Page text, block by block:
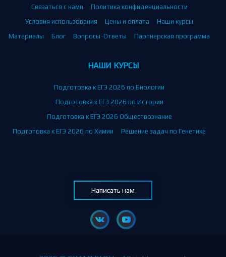
Связаться с нами
Политика конфиденциальности
Условия использования
Цены и оплата
Наши курсы
Материалы
Блог Вопросы-Ответы Партнерская программа
НАШИ КУРСЫ
Подготовка к ЕГЭ 2026 по Биологии
Подготовка к ЕГЭ 2026 по Истории
Подготовка к ЕГЭ 2026 Обществознание
Подготовка к ЕГЭ 2026 по Химии
Решение задач по Генетике
Написать нам